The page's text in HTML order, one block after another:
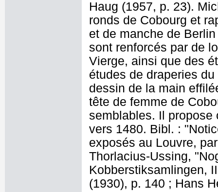
Haug (1957, p. 23).
ronds de Cobourg et
et de manche de
sont renforcés par de
Vierge, ainsi que des
études de draperies
dessin de la main
tête de femme de
semblables. Il propose
vers 1480. Bibl. :
exposés au Louvre,
Thorlacius-Ussing,
Kobberstiksamlingen,
(1930), p. 140 ; Hans